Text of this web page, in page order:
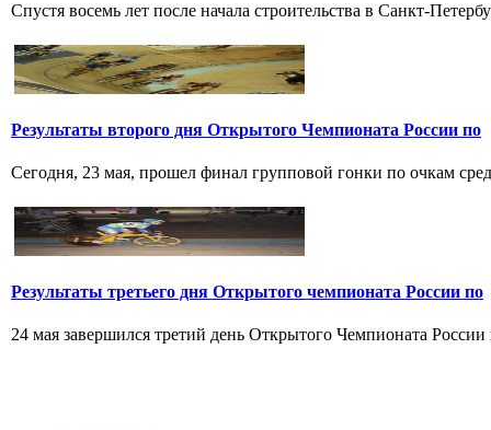
Спустя восемь лет после начала строительства в Санкт-
Результаты второго дня Открытого Чемпионата России по
Сегодня, 23 мая, прошел финал групповой гонки по очкам
Результаты третьего дня Открытого чемпионата России по
24 мая завершился третий день Открытого Чемпионата